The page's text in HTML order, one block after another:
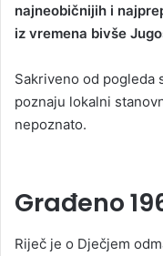
najneobičnijih i
iz vremena bivše
Sakriveno od pogleda
poznaju lokalni
nepoznato.
Građeno
Riječ je o Dječjem